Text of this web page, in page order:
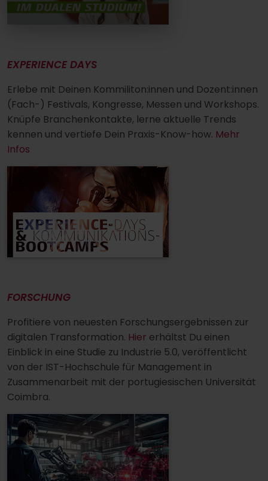
EXPERIENCE DAYS
Erlebe mit Deinen Kommiliton:innen und Dozent:innen
(Fach-) Festivals, Kongresse, Messen und Workshops.
Knüpfe Branchenkontakte, lerne aktuelle Trends
kennen und vertiefe Dein Praxis-Know-how. Mehr
Infos
FORSCHUNG
Profitiere von neuesten Forschungsergebnissen zur
digitalen Transformation. Hier erhältst Du einen
Einblick in eine Studie zu Industrie 5.0, veröffentlicht
von der IST-Hochschule für Management in
Zusammenarbeit mit der portugiesischen Universität
Coimbra.